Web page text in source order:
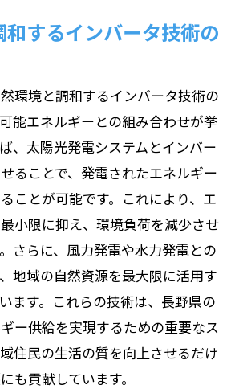
技術が変える製品設計
もたらすユーザー体験の向上
術強化が進む長野県の電気機器
取り組みと成果
支える研究開発体制
技術の導入事例
の現状と課題
動向と展望
技術がもたらす経済効果
機器におけるインバータ技術の
用
和するインバータ技術の
環境と調和するインバータ技術の
能エネルギーとの組み合わせが挙
、太陽光発電システムとインバー
ることで、発電されたエネルギー
ことが可能です。これにより、エ
小限に抑え、環境負荷を減少させ
さらに、風力発電や水力発電との
地域の自然資源を最大限に活用す
ます。これらの技術は、長野県の
ー供給を実現するための重要なス
住民の生活の質を向上させるだけ
も貢献しています。